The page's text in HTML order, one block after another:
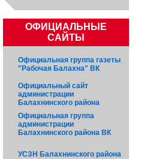
ОФИЦИАЛЬНЫЕ
САЙТЫ
Официальная группа газеты
"Рабочая Балахна" ВК
Официальный сайт
администрации
Балахнинского района
Официальная группа
администрации
Балахнинского района ВК
УСЗН Балахнинского района